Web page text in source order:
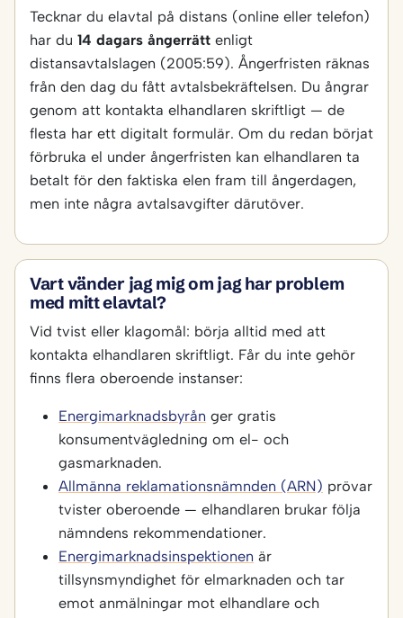
Tecknar du elavtal på distans (online eller telefon)
har du 14 dagars ångerrätt enligt
distansavtalslagen (2005:59). Ångerfristen räknas
från den dag du fått avtalsbekräftelsen. Du ångrar
genom att kontakta elhandlaren skriftligt — de
flesta har ett digitalt formulär. Om du redan börjat
förbruka el under ångerfristen kan elhandlaren ta
betalt för den faktiska elen fram till ångerdagen,
men inte några avtalsavgifter därutöver.
Vart vänder jag mig om jag har problem
med mitt elavtal?
Vid tvist eller klagomål: börja alltid med att
kontakta elhandlaren skriftligt. Får du inte gehör
finns flera oberoende instanser:
Energimarknadsbyrån ger gratis
konsumentvägledning om el- och
gasmarknaden.
Allmänna reklamationsnämnden (ARN) prövar
tvister oberoende — elhandlaren brukar följa
nämndens rekommendationer.
Energimarknadsinspektionen är
tillsynsmyndighet för elmarknaden och tar
emot anmälningar mot elhandlare och